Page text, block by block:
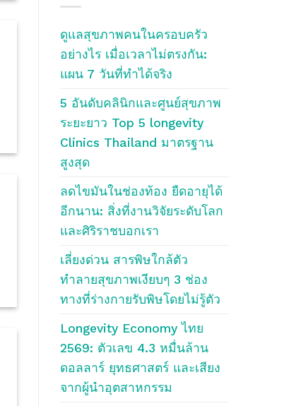
Blog
ดูแลสุขภาพคนในครอบครัว
อย่างไร เมื่อเวลาไม่ตรงกัน:
แผน 7 วันที่ทำได้จริง
5 อันดับคลินิกและศูนย์สุขภาพ
ระยะยาว Top 5 longevity
Clinics Thailand มาตรฐาน
สูงสุด
ลดไขมันในช่องท้อง ยืดอายุได้
อีกนาน: สิ่งที่งานวิจัยระดับโลก
และศิริราชบอกเรา
เลี่ยงด่วน สารพิษใกล้ตัว
ทำลายสุขภาพเงียบๆ 3 ช่อง
ทางที่ร่างกายรับพิษโดยไม่รู้ตัว
Longevity Economy ไทย
2569: ตัวเลข 4.3 หมื่นล้าน
ดอลลาร์ ยุทธศาสตร์ และเสียง
จากผู้นำอุตสาหกรรม